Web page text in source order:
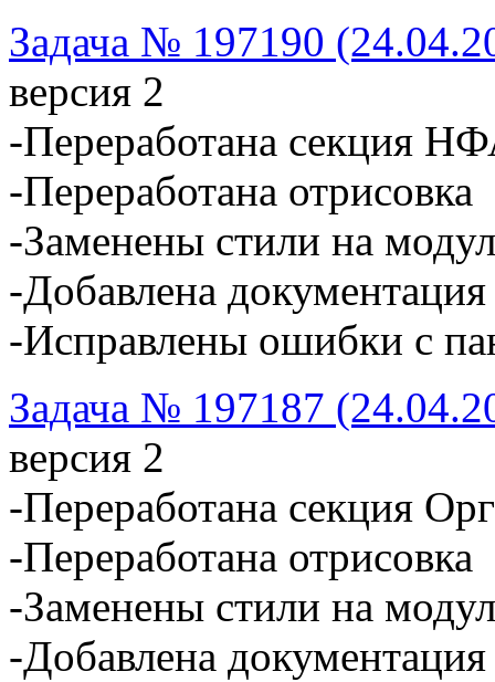
Задача № 197190
версия 2
-Переработана секция
-Переработана отрисовка
-Заменены стили на
-Добавлена документация
-Исправлены ошибки с
Задача № 197187
версия 2
-Переработана секция
-Переработана отрисовка
-Заменены стили на
-Добавлена документация